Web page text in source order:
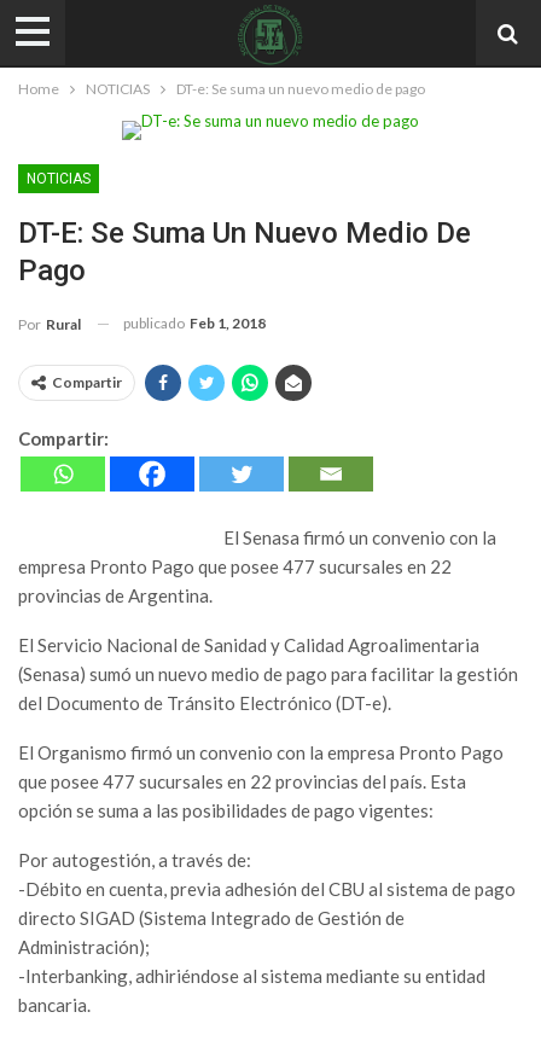
Home NOTICIAS DT-e: Se suma un nuevo medio de pago
NOTICIAS
DT-E: Se Suma Un Nuevo Medio De
Pago
Por Rural publicado Feb 1, 2018
Compartir
Compartir:
El Senasa firmó un convenio con la
empresa Pronto Pago que posee 477 sucursales en 22
provincias de Argentina.
El Servicio Nacional de Sanidad y Calidad Agroalimentaria
(Senasa) sumó un nuevo medio de pago para facilitar la gestión
del Documento de Tránsito Electrónico (DT-e).
El Organismo firmó un convenio con la empresa Pronto Pago
que posee 477 sucursales en 22 provincias del país. Esta
opción se suma a las posibilidades de pago vigentes:
Por autogestión, a través de:
-Débito en cuenta, previa adhesión del CBU al sistema de pago
directo SIGAD (Sistema Integrado de Gestión de
Administración);
-Interbanking, adhiriéndose al sistema mediante su entidad
bancaria.